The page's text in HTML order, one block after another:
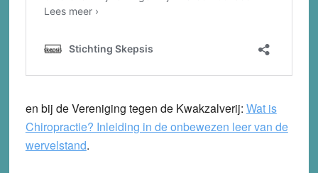
en bij de Vereniging tegen de Kwakzalverij: Wat is
Chiropractie? Inleiding in de onbewezen leer van de
wervelstand.